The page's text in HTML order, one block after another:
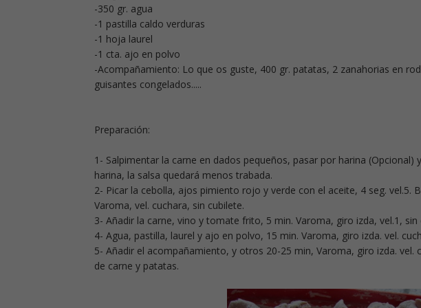
-350 gr. agua
-1 pastilla caldo verduras
-1 hoja laurel
-1 cta. ajo en polvo
-Acompañamiento: Lo que os guste, 400 gr. patatas, 2 zanahorias en
guisantes congelados.....
Preparación:
1- Salpimentar la carne en dados pequeños, pasar por harina (Opcional)
harina, la salsa quedará menos trabada.
2- Picar la cebolla, ajos pimiento rojo y verde con el aceite, 4 seg. vel.5.
Varoma, vel. cuchara, sin cubilete.
3- Añadir la carne, vino y tomate frito, 5 min. Varoma, giro izda, vel.1, sin
4- Agua, pastilla, laurel y ajo en polvo, 15 min. Varoma, giro izda. vel.
5- Añadir el acompañamiento, y otros 20-25 min, Varoma, giro izda.
de carne y patatas.